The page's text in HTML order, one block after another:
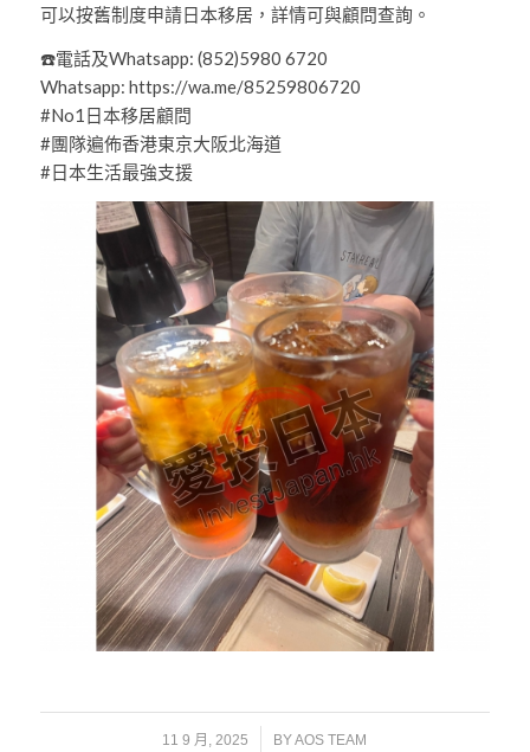
可以按舊制度申請日本移居，詳情可與顧問查詢。
☎️電話及Whatsapp: (852)5980 6720
Whatsapp: https://wa.me/85259806720
#No1日本移居顧問
#團隊遍佈香港東京大阪北海道
#日本生活最強支援
11 9 月, 2025
/ BYAOS TEAM